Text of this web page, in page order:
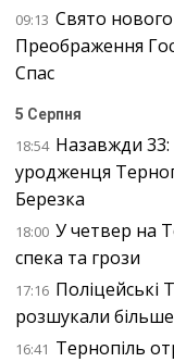
09:13 Свято
Преображення
Спас
5 Серпня
18:54 Назавжди 33:
уродженця
Березка
18:00 У четвер на
спека та грози
17:16 Поліцейські
розшукали більше
16:41 Тернопіль